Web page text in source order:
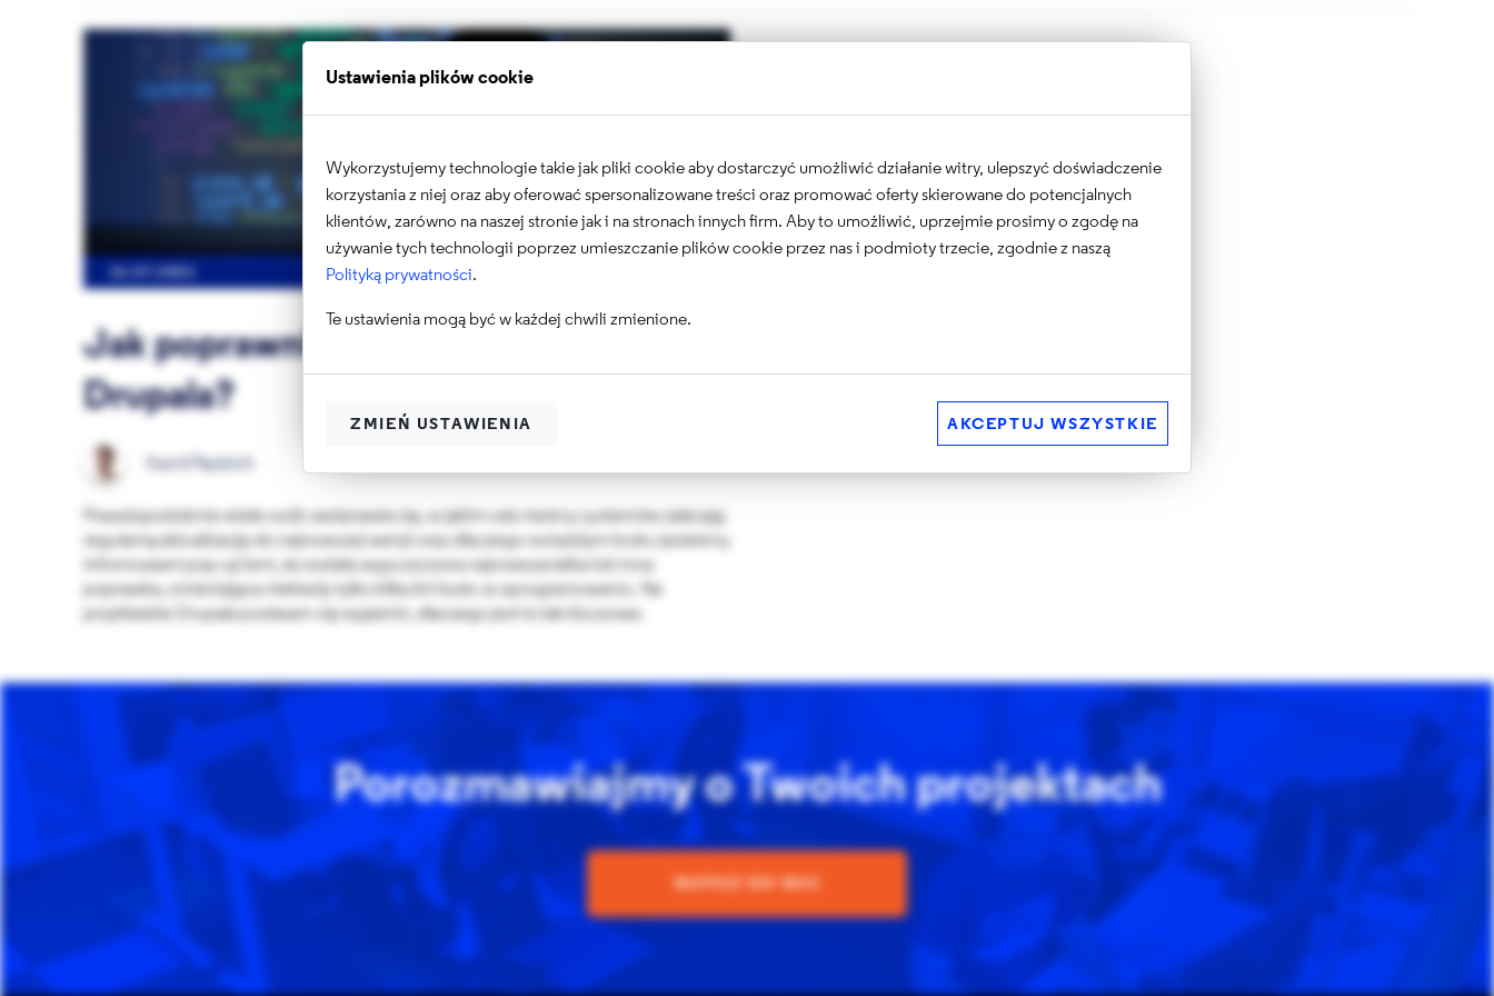
Jak poprawnie zadbać o aktualizację
Drupala?
Kamil Pędzich
Prawdopodobnie wiele osób zastanawia się, w jakim celu twórcy systemów zalecają
regularną aktualizację do najnowszej wersji oraz dlaczego na każdym kroku jesteśmy
informowani pop-up’ami, że została wypuszczona najnowsza łatka lub inna
poprawka, zmieniająca niekiedy tylko kilka lini kodu w oprogramowaniu. Na
przykładzie Drupala postaram się wyjaśnić, dlaczego jest to tak kluczowe.
Porozmawiajmy o Twoich projektach
NAPISZ DO NAS
Ustawienia plików cookie
Wykorzystujemy technologie takie jak pliki cookie aby dostarczyć umożliwić działanie witry, ulepszyć doświadczenie
korzystania z niej oraz aby oferować spersonalizowane treści oraz promować oferty skierowane do potencjalnych
klientów, zarówno na naszej stronie jak i na stronach innych firm. Aby to umożliwić, uprzejmie prosimy o zgodę na
używanie tych technologii poprzez umieszczanie plików cookie przez nas i podmioty trzecie, zgodnie z naszą
Polityką prywatności.
Te ustawienia mogą być w każdej chwili zmienione.
ZMIEŃ USTAWIENIA AKCEPTUJ WSZYSTKIE